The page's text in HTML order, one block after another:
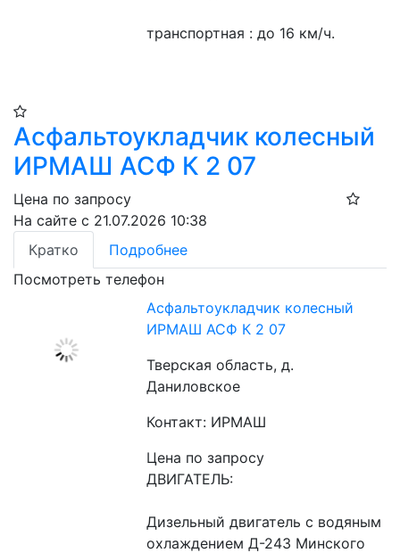
транспортная : до 16 км/ч.
Асфальтоукладчик колесный
ИРМАШ АСФ К 2 07
Цена по запросу
На сайте с 21.07.2026 10:38
Кратко
Подробнее
Посмотреть телефон
Асфальтоукладчик колесный
ИРМАШ АСФ К 2 07
Тверская область, д.
Даниловское
Контакт: ИРМАШ
Цена по запросу
ДВИГАТЕЛЬ:
Дизельный двигатель с водяным
охлаждением Д-243 Минского